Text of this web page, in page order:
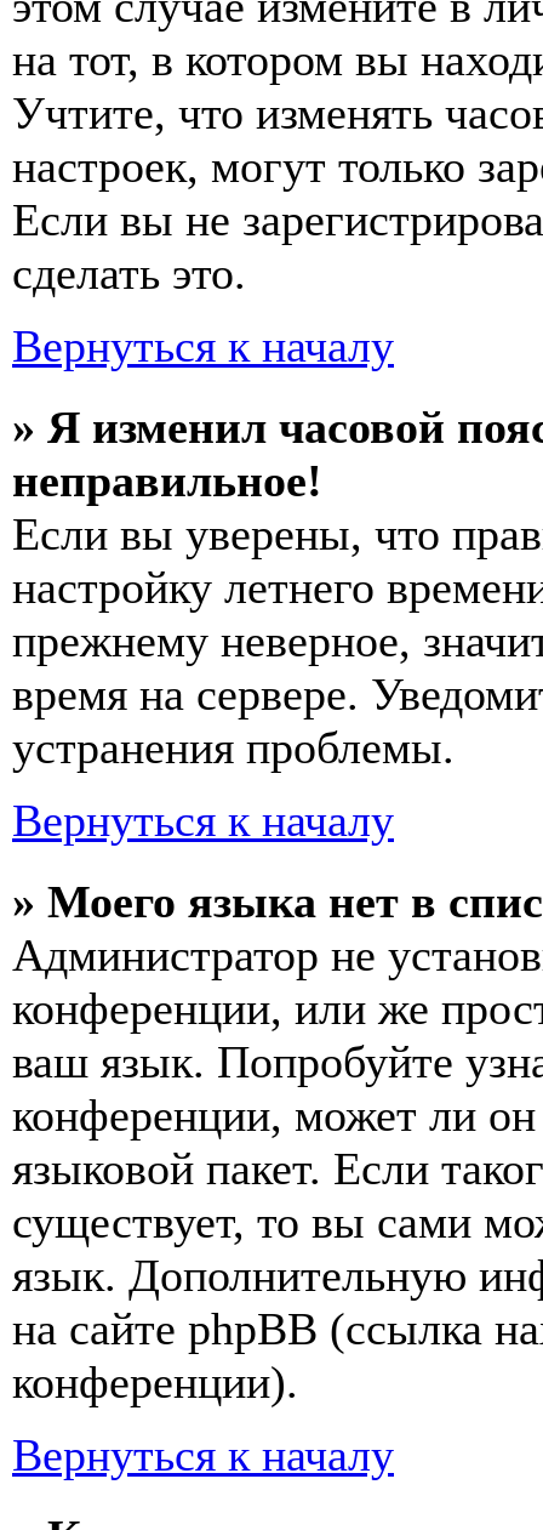
на тот, в котором вы
Учтите, что изменять
настроек, могут только
Если вы не
сделать это.
Вернуться к началу
» Я изменил часовой
неправильное!
Если вы уверены, что
настройку летнего
прежнему неверное,
время на сервере.
устранения проблемы.
Вернуться к началу
» Моего языка нет в
Администратор не
конференции, или же
ваш язык. Попробуйте
конференции, может ли
языковой пакет. Если
существует, то вы сами
язык. Дополнительную
на сайте phpBB (ссылка
конференции).
Вернуться к началу